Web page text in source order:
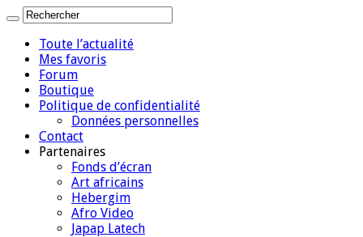
Toute l’actualité
Mes favoris
Forum
Boutique
Politique de confidentialité
Données personnelles
Contact
Partenaires
Fonds d’écran
Art africains
Hebergim
Afro Video
Japap Latech